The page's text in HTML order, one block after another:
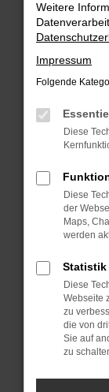
Fehler:
Beim Laden
Hier sind ein
Laden
Manche
können
anderen
Starte
Das
Stelle
Weitere
Impressum
Folgende
Diese
Diese
der
Maps,
werden
Statistik
Diese
Webseite
zu
die von
Sie auf
zu